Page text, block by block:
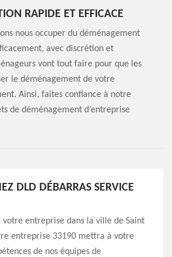
RAPIDE ET EFFICACE
nous occuper du déménagement
avec discrétion et
vont tout faire pour que les
le déménagement de votre
Ainsi, faites confiance à notre
de déménagement d’entreprise
DLD DÉBARRAS SERVICE
entreprise dans la ville de Saint
entreprise 33190 mettra à votre
de nos équipes de